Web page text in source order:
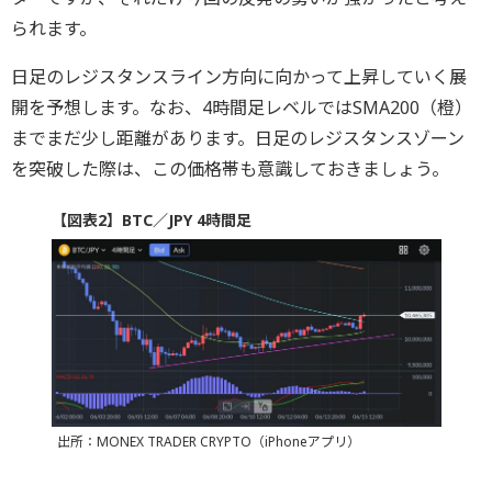
られます。
日足のレジスタンスライン方向に向かって上昇していく展
開を予想します。なお、4時間足レベルではSMA200（橙）
までまだ少し距離があります。日足のレジスタンスゾーン
を突破した際は、この価格帯も意識しておきましょう。
【図表2】BTC／JPY 4時間足
出所：MONEX TRADER CRYPTO（iPhoneアプリ）